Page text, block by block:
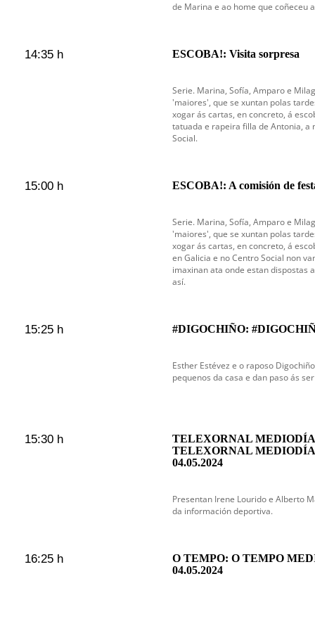
de Marina e ao home que coñeceu
14:35 h ESCOBA!: Visita sorpresa
Serie. Marina, Sofía, Amparo e
'maiores', que se xuntan polas
xogar ás cartas, en concreto, á
tatuada e rapeira filla de Antonia, a
Social.
15:00 h ESCOBA!: A comisión de
Serie. Marina, Sofía, Amparo e
'maiores', que se xuntan polas
xogar ás cartas, en concreto, á
en Galicia e no Centro Social non
imaxinan ata onde estan dispostas
así.
15:25 h #DIGOCHIÑO:
Esther Estévez e o raposo
pequenos da casa e dan paso ás
15:30 h
TELEXORNAL
TELEXORNAL
04.05.2024
Presentan Irene Lourido e Alberto
da información deportiva.
16:25 h
O TEMPO: O TEMPO
04.05.2024